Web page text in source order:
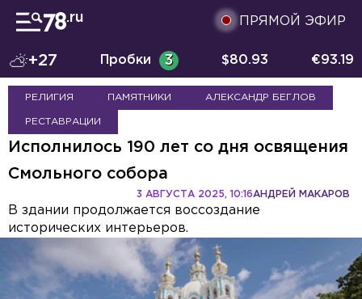
ПРЯМОЙ ЭФИР
+27 Пробки 3 $80.93 €93.19
РЕЛИГИЯ ПАМЯТНИКИ АЛЕКСАНДР БЕГЛОВ
РЕСТАВРАЦИИ
Исполнилось 190 лет со дня освящения
Смольного собора
АНДРЕЙ МАКАРОВ
3 АВГУСТА 2025, 10:16
В здании продолжается воссоздание
исторических интерьеров.